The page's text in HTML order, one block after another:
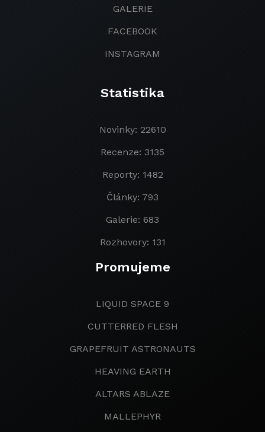
GALERIE
FACEBOOK
INSTAGRAM
Statistika
Novinky: 22610
Recenze: 3135
Reporty: 1482
Články: 793
Galerie: 683
Rozhovory: 131
Promujeme
LIQUID SPACE 9
CUTTERRED FLESH
GRAPEFRUIT ASTRONAUTS
HEAVING EARTH
ALTARS ABLAZE
MALLEPHYR